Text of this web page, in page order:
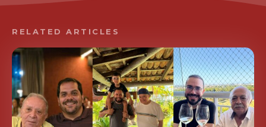
RELATED ARTICLES